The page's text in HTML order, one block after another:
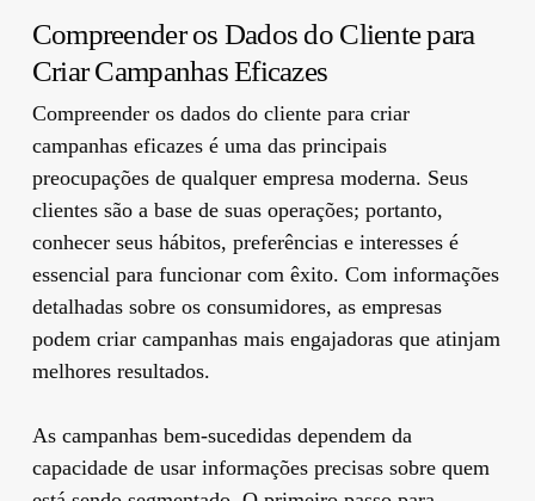
Compreender os Dados do Cliente para
Criar Campanhas Eficazes
Compreender os dados do cliente para criar
campanhas eficazes é uma das principais
preocupações de qualquer empresa moderna. Seus
clientes são a base de suas operações; portanto,
conhecer seus hábitos, preferências e interesses é
essencial para funcionar com êxito. Com informações
detalhadas sobre os consumidores, as empresas
podem criar campanhas mais engajadoras que atinjam
melhores resultados.
As campanhas bem-sucedidas dependem da
capacidade de usar informações precisas sobre quem